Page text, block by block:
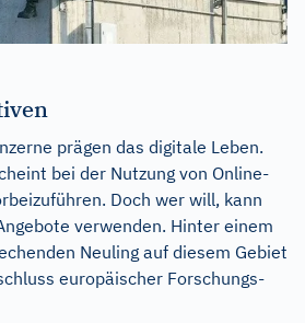
prägen das digitale Leben.
bei der Nutzung von Online-
Doch wer will, kann
verwenden. Hinter einem
Neuling auf diesem Gebiet
europäischer Forschungs-